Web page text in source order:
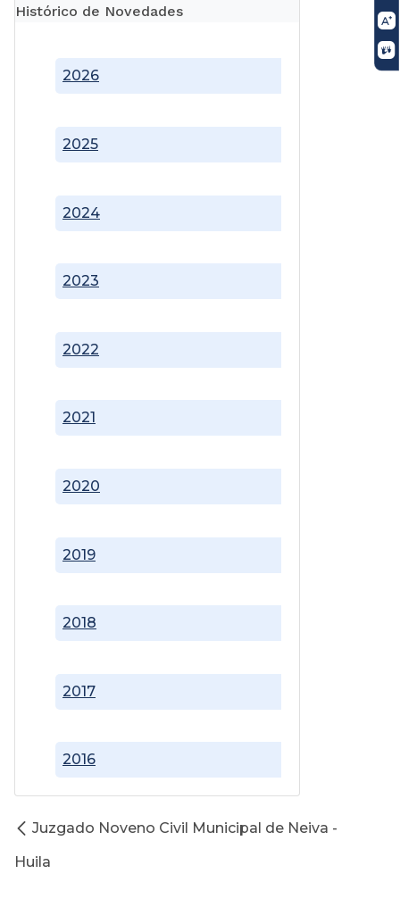
Histórico de Novedades
2016
2017
2018
2019
2020
2021
2022
2023
2024
2025
2026
Juzgado Noveno Civil Municipal de Neiva -
Huila